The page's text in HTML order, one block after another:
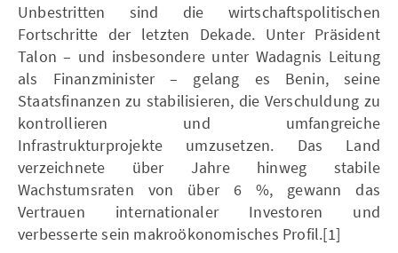
Unbestritten sind die wirtschaftspolitischen
Fortschritte der letzten Dekade. Unter Präsident
Talon – und insbesondere unter Wadagnis Leitung
als Finanzminister – gelang es Benin, seine
Staatsfinanzen zu stabilisieren, die Verschuldung zu
kontrollieren und umfangreiche
Infrastrukturprojekte umzusetzen. Das Land
verzeichnete über Jahre hinweg stabile
Wachstumsraten von über 6 %, gewann das
Vertrauen internationaler Investoren und
verbesserte sein makroökonomisches Profil.[1]